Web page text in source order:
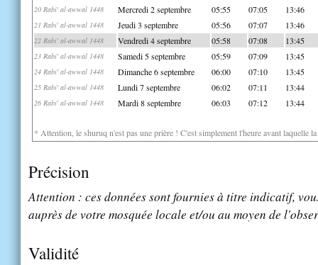
20 Rabi' al-awwal 1448 Mercredi 2 septembre 05:55 07:05 13:46
21 Rabi' al-awwal 1448 Jeudi 3 septembre 05:56 07:07 13:46
22 Rabi' al-awwal 1448 Vendredi 4 septembre 05:58 07:08 13:45
23 Rabi' al-awwal 1448 Samedi 5 septembre 05:59 07:09 13:45
24 Rabi' al-awwal 1448 Dimanche 6 septembre 06:00 07:10 13:45
25 Rabi' al-awwal 1448 Lundi 7 septembre 06:02 07:11 13:44
26 Rabi' al-awwal 1448 Mardi 8 septembre 06:03 07:12 13:44
* Attention, le shuruq n'est pas une prière ! C'est simplement l'heure avant laquelle
Précision
Attention : ces données sont fournies à titre indicatif,
auprès de votre mosquée locale et/ou au moyen de
Validité